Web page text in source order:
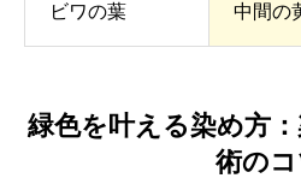
ビワの葉 中間の
緑色を叶える染め方
術の